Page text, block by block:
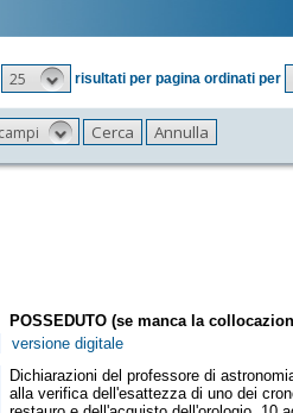
25 risultati per pagina ordinati per